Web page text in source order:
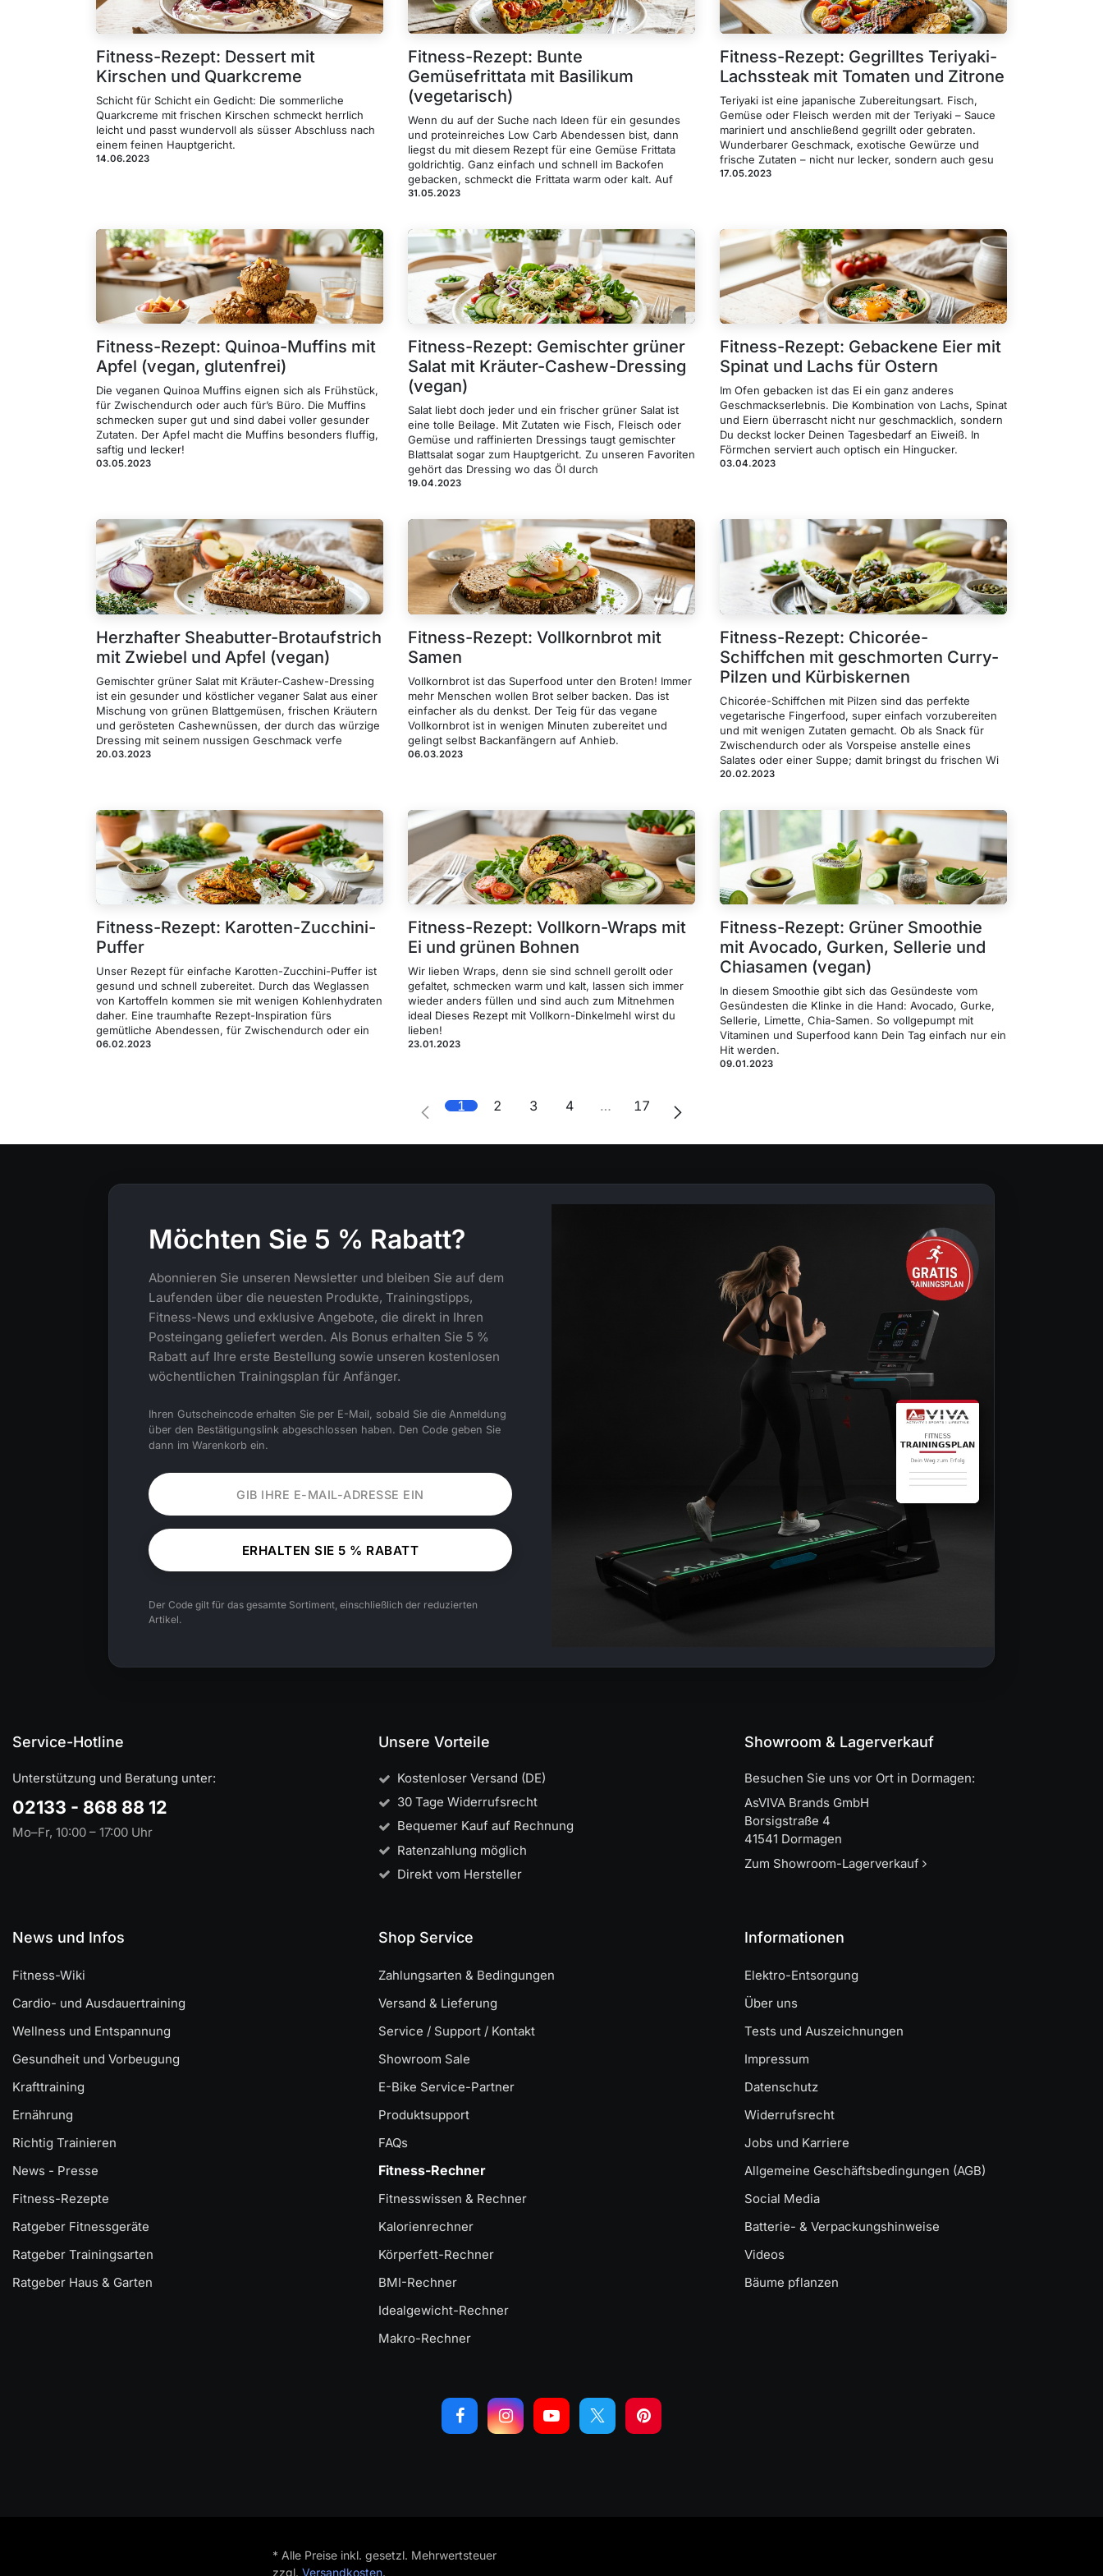
Fitness-Rezept: Dessert mit
Kirschen und Quarkcreme
Schicht für Schicht ein Gedicht: Die sommerliche
Quarkcreme mit frischen Kirschen schmeckt herrlich
leicht und passt wundervoll als süsser Abschluss nach
einem feinen Hauptgericht.
14.06.2023
Fitness-Rezept: Bunte
Gemüsefrittata mit Basilikum
(vegetarisch)
Wenn du auf der Suche nach Ideen für ein gesundes
und proteinreiches Low Carb Abendessen bist, dann
liegst du mit diesem Rezept für eine Gemüse Frittata
goldrichtig. Ganz einfach und schnell im Backofen
gebacken, schmeckt die Frittata warm oder kalt. Auf
31.05.2023
Fitness-Rezept: Gegrilltes Teriyaki-
Lachssteak mit Tomaten und Zitrone
Teriyaki ist eine japanische Zubereitungsart. Fisch,
Gemüse oder Fleisch werden mit der Teriyaki – Sauce
mariniert und anschließend gegrillt oder gebraten.
Wunderbarer Geschmack, exotische Gewürze und
frische Zutaten – nicht nur lecker, sondern auch gesu
17.05.2023
Fitness-Rezept: Quinoa-Muffins mit
Apfel (vegan, glutenfrei)
Die veganen Quinoa Muffins eignen sich als Frühstück,
für Zwischendurch oder auch für’s Büro. Die Muffins
schmecken super gut und sind dabei voller gesunder
Zutaten. Der Apfel macht die Muffins besonders fluffig,
saftig und lecker!
03.05.2023
Fitness-Rezept: Gemischter grüner
Salat mit Kräuter-Cashew-Dressing
(vegan)
Salat liebt doch jeder und ein frischer grüner Salat ist
eine tolle Beilage. Mit Zutaten wie Fisch, Fleisch oder
Gemüse und raffinierten Dressings taugt gemischter
Blattsalat sogar zum Hauptgericht. Zu unseren Favoriten
gehört das Dressing wo das Öl durch
19.04.2023
Fitness-Rezept: Gebackene Eier mit
Spinat und Lachs für Ostern
Im Ofen gebacken ist das Ei ein ganz anderes
Geschmackserlebnis. Die Kombination von Lachs, Spinat
und Eiern überrascht nicht nur geschmacklich, sondern
Du deckst locker Deinen Tagesbedarf an Eiweiß. In
Förmchen serviert auch optisch ein Hingucker.
03.04.2023
Herzhafter Sheabutter-Brotaufstrich
mit Zwiebel und Apfel (vegan)
Gemischter grüner Salat mit Kräuter-Cashew-Dressing
ist ein gesunder und köstlicher veganer Salat aus einer
Mischung von grünen Blattgemüsen, frischen Kräutern
und gerösteten Cashewnüssen, der durch das würzige
Dressing mit seinem nussigen Geschmack verfe
20.03.2023
Fitness-Rezept: Vollkornbrot mit
Samen
Vollkornbrot ist das Superfood unter den Broten! Immer
mehr Menschen wollen Brot selber backen. Das ist
einfacher als du denkst. Der Teig für das vegane
Vollkornbrot ist in wenigen Minuten zubereitet und
gelingt selbst Backanfängern auf Anhieb.
06.03.2023
Fitness-Rezept: Chicorée-
Schiffchen mit geschmorten Curry-
Pilzen und Kürbiskernen
Chicorée-Schiffchen mit Pilzen sind das perfekte
vegetarische Fingerfood, super einfach vorzubereiten
und mit wenigen Zutaten gemacht. Ob als Snack für
Zwischendurch oder als Vorspeise anstelle eines
Salates oder einer Suppe; damit bringst du frischen Wi
20.02.2023
Fitness-Rezept: Karotten-Zucchini-
Puffer
Unser Rezept für einfache Karotten-Zucchini-Puffer ist
gesund und schnell zubereitet. Durch das Weglassen
von Kartoffeln kommen sie mit wenigen Kohlenhydraten
daher. Eine traumhafte Rezept-Inspiration fürs
gemütliche Abendessen, für Zwischendurch oder ein
06.02.2023
Fitness-Rezept: Vollkorn-Wraps mit
Ei und grünen Bohnen
Wir lieben Wraps, denn sie sind schnell gerollt oder
gefaltet, schmecken warm und kalt, lassen sich immer
wieder anders füllen und sind auch zum Mitnehmen
ideal Dieses Rezept mit Vollkorn-Dinkelmehl wirst du
lieben!
23.01.2023
Fitness-Rezept: Grüner Smoothie
mit Avocado, Gurken, Sellerie und
Chiasamen (vegan)
In diesem Smoothie gibt sich das Gesündeste vom
Gesündesten die Klinke in die Hand: Avocado, Gurke,
Sellerie, Limette, Chia-Samen. So vollgepumpt mit
Vitaminen und Superfood kann Dein Tag einfach nur ein
Hit werden.
09.01.2023
1 2 3 4 … 17
Möchten Sie 5 % Rabatt?
Abonnieren Sie unseren Newsletter und bleiben Sie auf dem
Laufenden über die neuesten Produkte, Trainingstipps,
Fitness-News und exklusive Angebote, die direkt in Ihren
Posteingang geliefert werden. Als Bonus erhalten Sie 5 %
Rabatt auf Ihre erste Bestellung sowie unseren kostenlosen
wöchentlichen Trainingsplan für Anfänger.
Ihren Gutscheincode erhalten Sie per E-Mail, sobald Sie die Anmeldung
über den Bestätigungslink abgeschlossen haben. Den Code geben Sie
dann im Warenkorb ein.
ERHALTEN SIE 5 % RABATT
Der Code gilt für das gesamte Sortiment, einschließlich der reduzierten
Artikel.
Service-Hotline
Unterstützung und Beratung unter:
02133 - 868 88 12
Mo–Fr, 10:00 – 17:00 Uhr
Unsere Vorteile
Kostenloser Versand (DE)
30 Tage Widerrufsrecht
Bequemer Kauf auf Rechnung
Ratenzahlung möglich
Direkt vom Hersteller
Showroom & Lagerverkauf
Besuchen Sie uns vor Ort in Dormagen:
AsVIVA Brands GmbH
Borsigstraße 4
41541 Dormagen
Zum Showroom-Lagerverkauf
News und Infos
Fitness-Wiki
Cardio- und Ausdauertraining
Wellness und Entspannung
Gesundheit und Vorbeugung
Krafttraining
Ernährung
Richtig Trainieren
News - Presse
Fitness-Rezepte
Ratgeber Fitnessgeräte
Ratgeber Trainingsarten
Ratgeber Haus & Garten
Shop Service
Zahlungsarten & Bedingungen
Versand & Lieferung
Service / Support / Kontakt
Showroom Sale
E-Bike Service-Partner
Produktsupport
FAQs
Fitness-Rechner
Fitnesswissen & Rechner
Kalorienrechner
Körperfett-Rechner
BMI-Rechner
Idealgewicht-Rechner
Makro-Rechner
Informationen
Elektro-Entsorgung
Über uns
Tests und Auszeichnungen
Impressum
Datenschutz
Widerrufsrecht
Jobs und Karriere
Allgemeine Geschäftsbedingungen (AGB)
Social Media
Batterie- & Verpackungshinweise
Videos
Bäume pflanzen
* Alle Preise inkl. gesetzl. Mehrwertsteuer
zzgl. Versandkosten.